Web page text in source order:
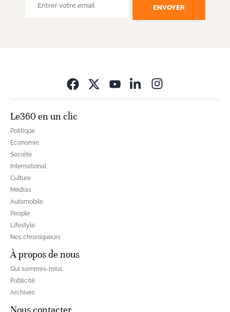
ENVOYER
Le360 en un clic
Politique
Economie
Société
International
Culture
Médias
Automobile
People
Lifestyle
Nos chroniqueurs
À propos de nous
Qui sommes-nous
Publicité
Archives